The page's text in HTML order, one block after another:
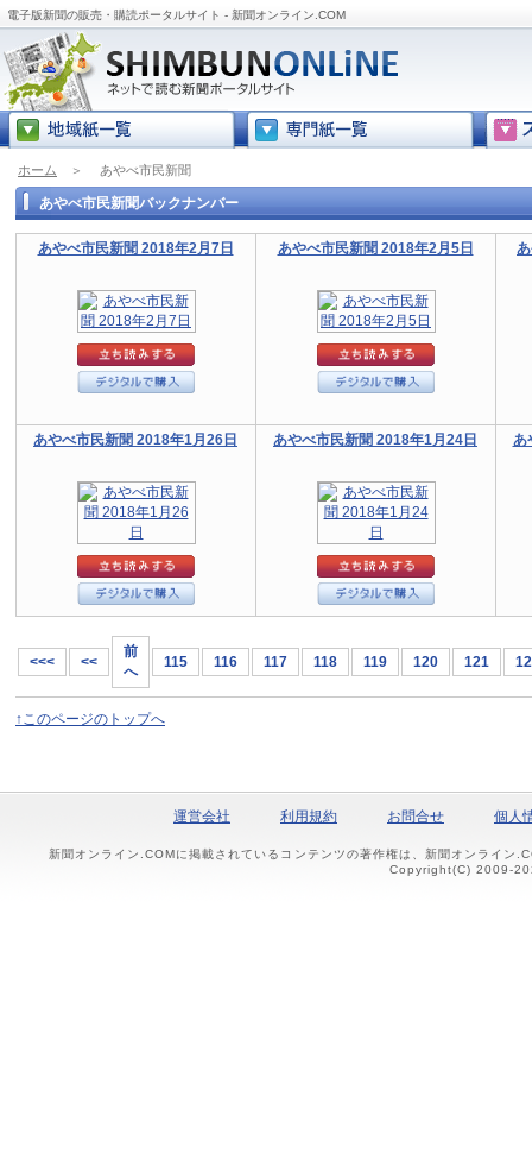
電子版新聞の販売・購読ポータルサイト - 新聞オンライン.COM
ホーム ＞ あやべ市民新聞
あやべ市民新聞バックナンバー
あやべ市民新聞 2018年2月7日 あやべ市民新聞 2018年2月5日
あやべ市民新聞 2018年1月26日 あやべ市民新聞 2018年1月24日 あ
<<< <<
前
へ
115 116 117 118 119 120 121
↑このページのトップへ
運営会社 利用規約 お問合せ 個人
新聞オンライン.COMに掲載されているコンテンツの著作権は、新聞オンライン
Copyright(C) 2009-